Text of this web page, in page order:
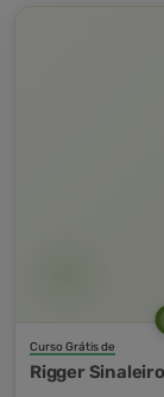
Curso Grátis de
Rigger Sinaleiro